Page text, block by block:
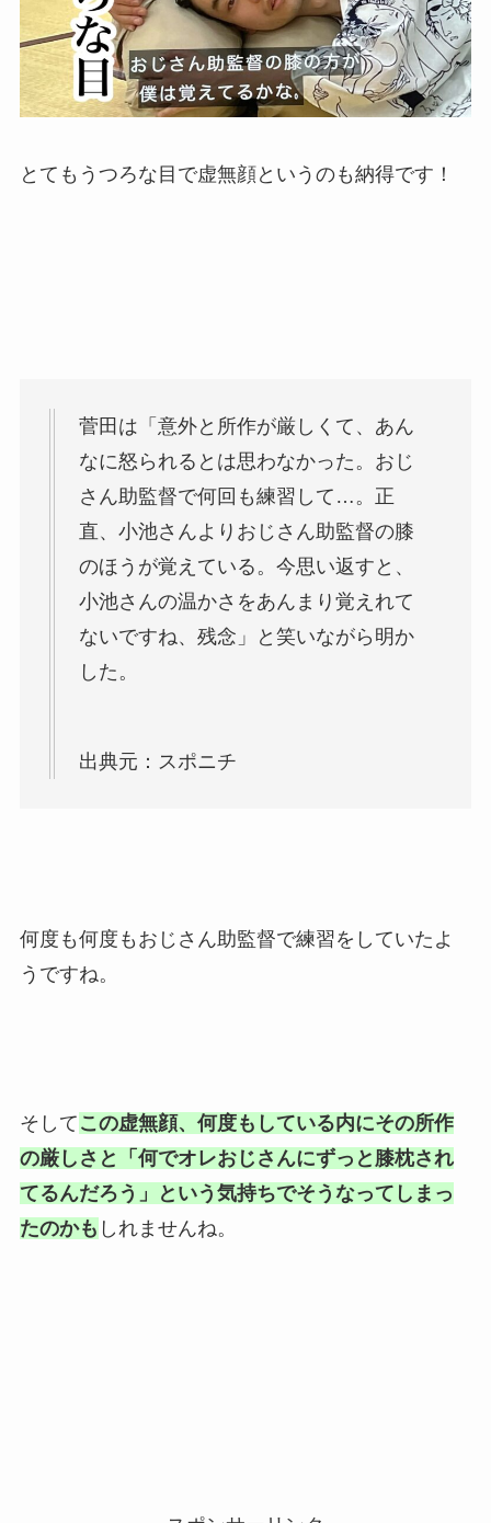
とてもうつろな目で虚無顔というのも納得です！
菅田は「意外と所作が厳しくて、あん
なに怒られるとは思わなかった。おじ
さん助監督で何回も練習して…。正
直、小池さんよりおじさん助監督の膝
のほうが覚えている。今思い返すと、
小池さんの温かさをあんまり覚えれて
ないですね、残念」と笑いながら明か
した。
出典元：スポニチ
何度も何度もおじさん助監督で練習をしていたよ
うですね。
そして この虚無顔、何度もしている内にその所作
の厳しさと「何でオレおじさんにずっと膝枕され
てるんだろう」という気持ちでそうなってしまっ
たのかも しれませんね。